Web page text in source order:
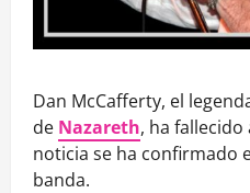
Dan McCafferty, el
de Nazareth, ha fallecido
noticia se ha confirmado
banda.